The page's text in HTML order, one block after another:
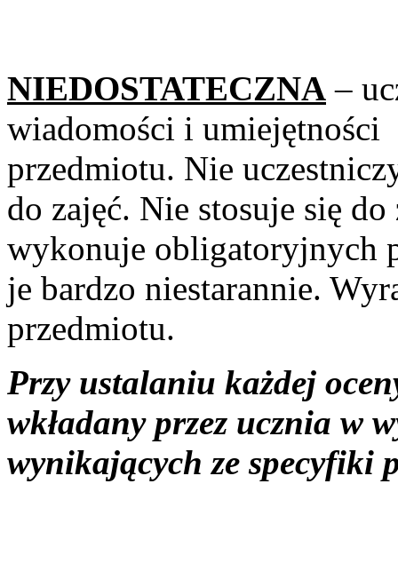
NIEDOSTATECZNA –
wiadomości i
przedmiotu. Nie
do zajęć. Nie stosuje się
wykonuje obligatoryjnych
je bardzo niestarannie.
przedmiotu.
Przy ustalaniu każdej
wkładany przez ucznia w
wynikających ze specyfiki